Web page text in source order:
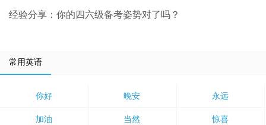
经验分享：你的四六级备考姿势对了吗？
常用英语
你好 晚安 永远
加油 当然 惊喜